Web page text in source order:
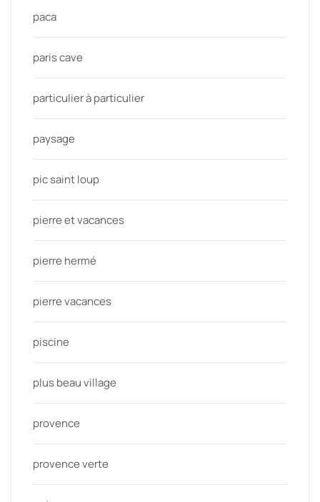
paca
paris cave
particulier à particulier
paysage
pic saint loup
pierre et vacances
pierre hermé
pierre vacances
piscine
plus beau village
provence
provence verte